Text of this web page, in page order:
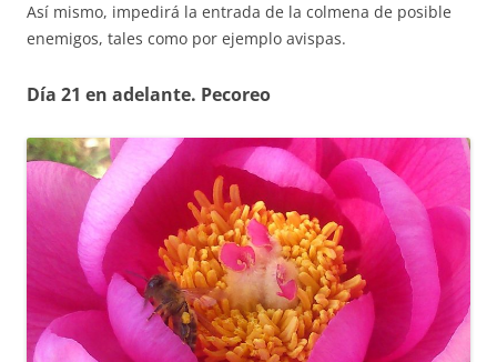
Así mismo, impedirá la entrada de la colmena de posible
enemigos, tales como por ejemplo avispas.
Día 21 en adelante. Pecoreo